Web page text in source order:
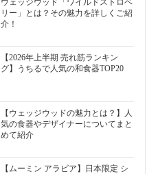
ウェッジウッド「ワイルドストロベ
リー」とは？その魅力を詳しくご紹
介！
【2026年上半期 売れ筋ランキン
グ】うちるで人気の和食器TOP20
【ウェッジウッドの魅力とは？】人
気の食器やデザイナーについてまと
めて紹介
【ムーミン アラビア】日本限定 シ